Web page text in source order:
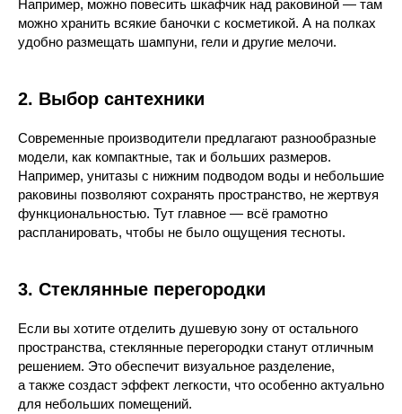
Например, можно повесить шкафчик над раковиной — там
можно хранить всякие баночки с косметикой. А на полках
удобно размещать шампуни, гели и другие мелочи.
2. Выбор сантехники
Современные производители предлагают разнообразные
модели, как компактные, так и больших размеров.
Например, унитазы с нижним подводом воды и небольшие
раковины позволяют сохранять пространство, не жертвуя
функциональностью. Тут главное — всё грамотно
распланировать, чтобы не было ощущения тесноты.
3. Стеклянные перегородки
Если вы хотите отделить душевую зону от остального
пространства, стеклянные перегородки станут отличным
решением. Это обеспечит визуальное разделение,
а также создаст эффект легкости, что особенно актуально
для небольших помещений.